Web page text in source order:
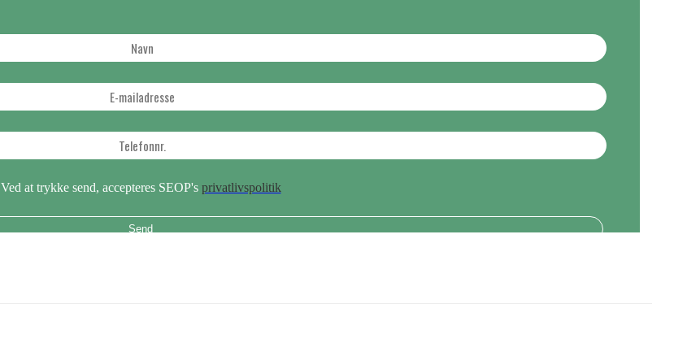
Ved at trykke send, accepteres SEOP's privatlivspolitik